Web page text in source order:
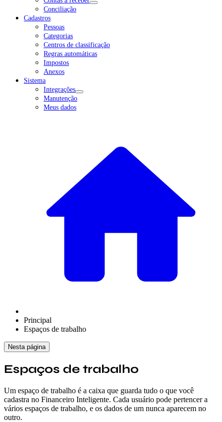
Conciliação
Cadastros
Pessoas
Categorias
Centros de classificação
Regras automáticas
Impostos
Anexos
Sistema
Integrações
Manutenção
Meus dados
Principal
Espaços de trabalho
Nesta página
Espaços de trabalho
Um espaço de trabalho é a caixa que guarda tudo o que você
cadastra no Financeiro Inteligente. Cada usuário pode pertencer a
vários espaços de trabalho, e os dados de um nunca aparecem no
outro.